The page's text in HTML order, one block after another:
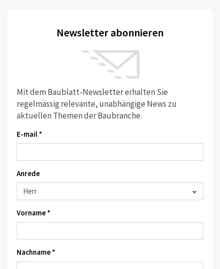
Newsletter abonnieren
Mit dem Baublatt-Newsletter erhalten Sie
regelmässig relevante, unabhängige News zu
aktuellen Themen der Baubranche.
E-mail *
Anrede
Vorname *
Nachname *